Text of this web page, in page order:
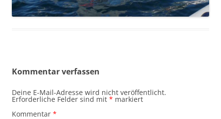
Kommentar verfassen
Deine E-Mail-Adresse wird nicht veröffentlicht.
Erforderliche Felder sind mit * markiert
Kommentar *